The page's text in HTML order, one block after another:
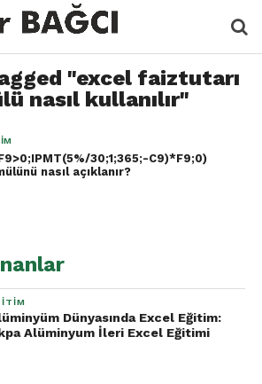
"excel faiztutarı
nasıl kullanılır"
30;1;365;-C9)*F9;0)
nasıl açıklanır?
Dünyasında Excel Eğitim:
Alüminyum İleri Excel Eğitimi